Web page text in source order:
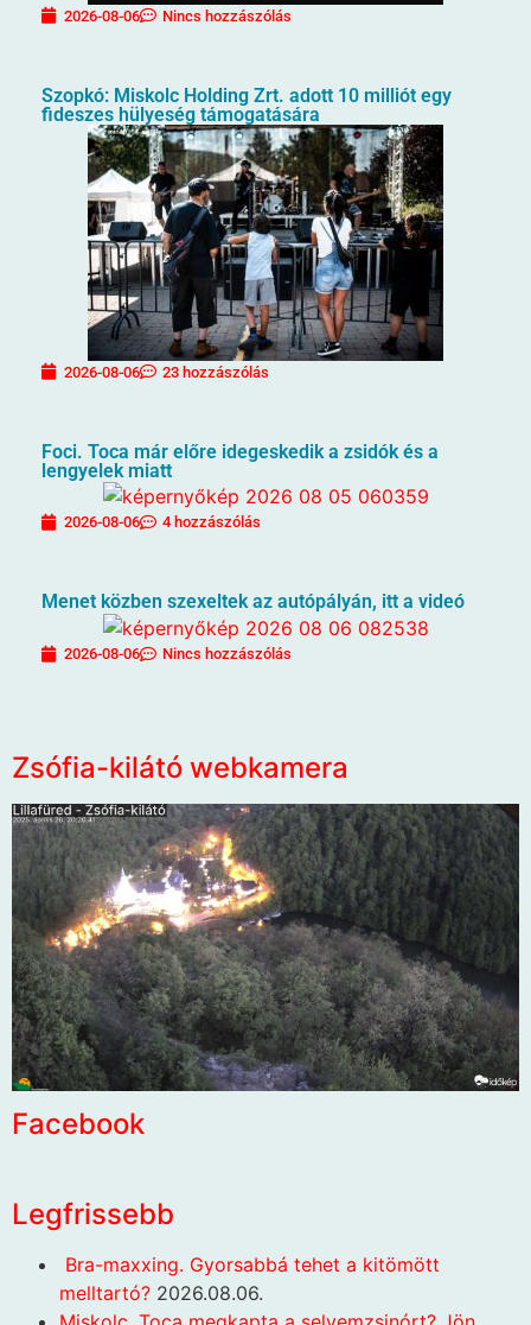
2026-08-06 Nincs hozzászólás
Szopkó: Miskolc Holding Zrt. adott 10 milliót egy
fideszes hülyeség támogatására
2026-08-06 23 hozzászólás
Foci. Toca már előre idegeskedik a zsidók és a
lengyelek miatt
2026-08-06 4 hozzászólás
Menet közben szexeltek az autópályán, itt a videó
2026-08-06 Nincs hozzászólás
Zsófia-kilátó webkamera
Facebook
Legfrissebb
Bra-maxxing. Gyorsabbá tehet a kitömött
melltartó? 2026.08.06.